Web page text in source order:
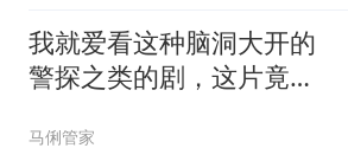
我就爱看这种脑洞大开的
警探之类的剧，这片竟然
马俐管家